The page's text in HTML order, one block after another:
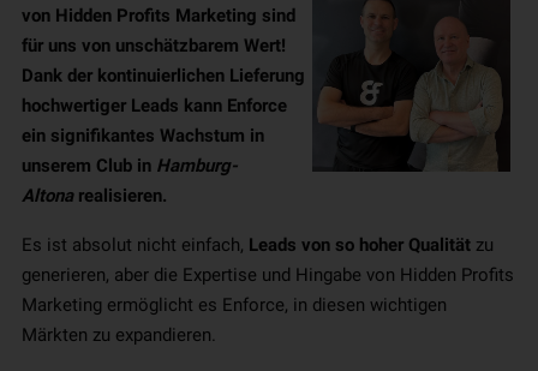
von Hidden Profits Marketing sind
für uns von unschätzbarem Wert!
Dank der kontinuierlichen Lieferung
hochwertiger Leads kann Enforce
ein signifikantes Wachstum in
unserem Club in Hamburg-
Altonarealisieren.
Es ist absolut nicht einfach, Leads von so hoher Qualität zu
generieren, aber die Expertise und Hingabe von Hidden Profits
Marketing ermöglicht es Enforce, in diesen wichtigen
Märkten zu expandieren.